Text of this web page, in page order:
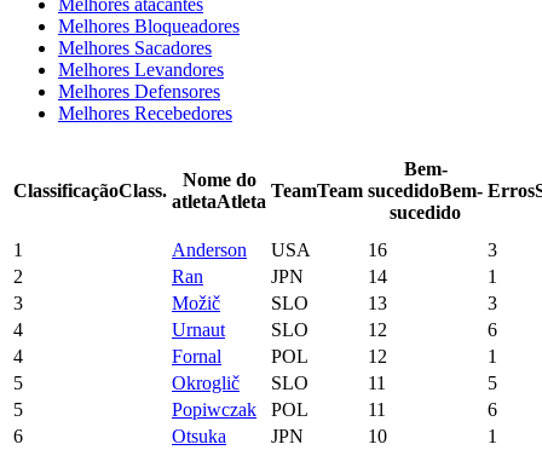
Melhores Bloqueadores
Melhores Sacadores
Melhores Levandores
Melhores Defensores
Melhores Recebedores
ClassificaçãoClass.
Nome do
atletaAtleta
TeamTeam
Bem-
sucedidoBem-
sucedido
Erros
1 Anderson USA 16
3
2
Ran JPN 14
1
3
Možič SLO 13
3
4
Urnaut SLO 12
6
4
Fornal POL 12
1
5
Okroglič SLO 11
5
5
Popiwczak POL 11
6
6
Otsuka JPN 10
1